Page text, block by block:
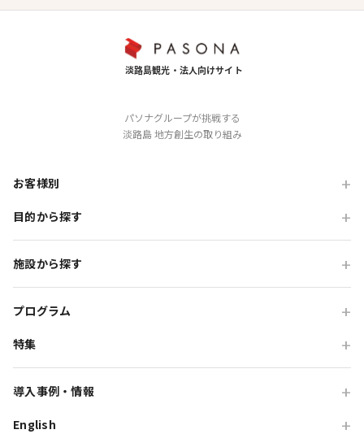
パソナグループが挑戦する
淡路島 地方創生の取り組み
お客様別
旅行会社の方
自治体・行政の方
目的から探す
研修・チームビルディング
インセンティブ・ご招待
高付加価値観光
貸切・イベント会場利用
教育旅行
施設から探す
オーシャンテラス
青海波
プログラム
団体体験プログラム
団体貸切プログラム
特集
導入事例・情報
旅行会社向け事例
English